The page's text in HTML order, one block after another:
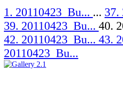
1. 20110423_Bu... ... 37.
39. 20110423_Bu... 40.
42. 20110423_Bu... 43.
20110423_Bu...